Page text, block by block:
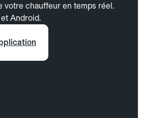
votre chauffeur en temps réel.
Android.